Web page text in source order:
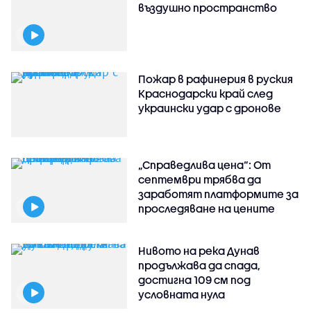
въздушно пространство
Пожар в рафинерия в руския
Краснодарски край след
украински удар с дронове
„Справедлива цена“: От
септември трябва да
заработят платформите за
проследяване на цените
Нивото на река Дунав
продължава да спада,
достигна 109 см под
условната нула